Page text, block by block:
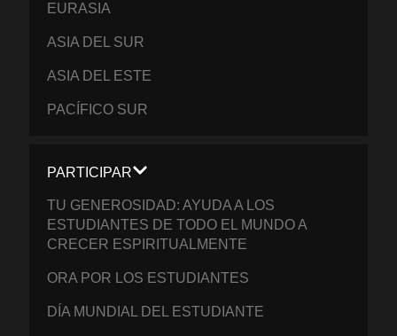
EURASIA
ASIA DEL SUR
ASIA DEL ESTE
PACÍFICO SUR
PARTICIPAR
TU GENEROSIDAD: AYUDA A LOS
ESTUDIANTES DE TODO EL MUNDO A
CRECER ESPIRITUALMENTE
ORA POR LOS ESTUDIANTES
DÍA MUNDIAL DEL ESTUDIANTE